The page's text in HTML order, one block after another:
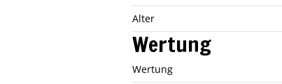
Alter
Wertung
Wertung